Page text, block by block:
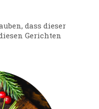
dass dieser
Gerichten